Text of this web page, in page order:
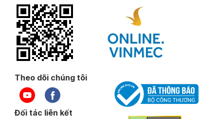
Theo dõi chúng tôi
Đối tác liên kết